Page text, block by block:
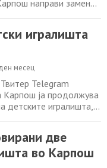
направи замена
на улицата Никола
се клупите,
и санирана е
во склоп на ова
игралишта
месец
Telegram
ја продолжува
детските игралишта,
„Никола
се нови лулашки,
и е санирана
две
во Карпош